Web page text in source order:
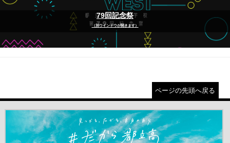
79回記念祭
（別ウインドウが開きます）
ページの先頭へ戻る
＃だから都立高（別ウインドウが開きます）